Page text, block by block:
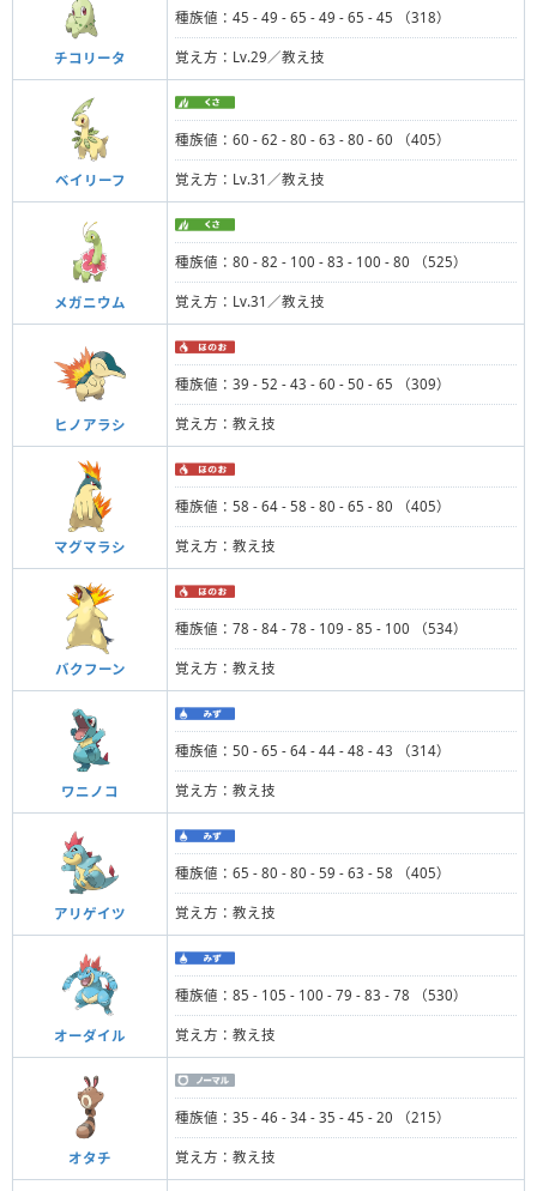
チコリータ
種族値：45 - 49 - 65 - 49 - 65 - 45 （318）
覚え方：Lv.29／教え技
ベイリーフ
種族値：60 - 62 - 80 - 63 - 80 - 60 （405）
覚え方：Lv.31／教え技
メガニウム
種族値：80 - 82 - 100 - 83 - 100 - 80 （525）
覚え方：Lv.31／教え技
ヒノアラシ
種族値：39 - 52 - 43 - 60 - 50 - 65 （309）
覚え方：教え技
マグマラシ
種族値：58 - 64 - 58 - 80 - 65 - 80 （405）
覚え方：教え技
バクフーン
種族値：78 - 84 - 78 - 109 - 85 - 100 （534）
覚え方：教え技
ワニノコ
種族値：50 - 65 - 64 - 44 - 48 - 43 （314）
覚え方：教え技
アリゲイツ
種族値：65 - 80 - 80 - 59 - 63 - 58 （405）
覚え方：教え技
オーダイル
種族値：85 - 105 - 100 - 79 - 83 - 78 （530）
覚え方：教え技
オタチ
種族値：35 - 46 - 34 - 35 - 45 - 20 （215）
覚え方：教え技